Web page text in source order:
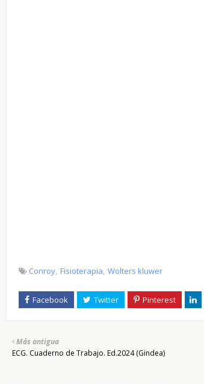
Conroy Fisioterapia Wolters kluwer
Más antigua
ECG. Cuaderno de Trabajo. Ed.2024 (Gindea)